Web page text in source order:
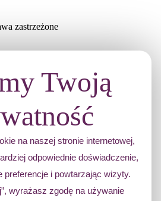
zastrzeżone
Twoją
na naszej stronie internetowej,
odpowiednie doświadczenie,
preferencje i powtarzając wizyty.
wyrażasz zgodę na używanie